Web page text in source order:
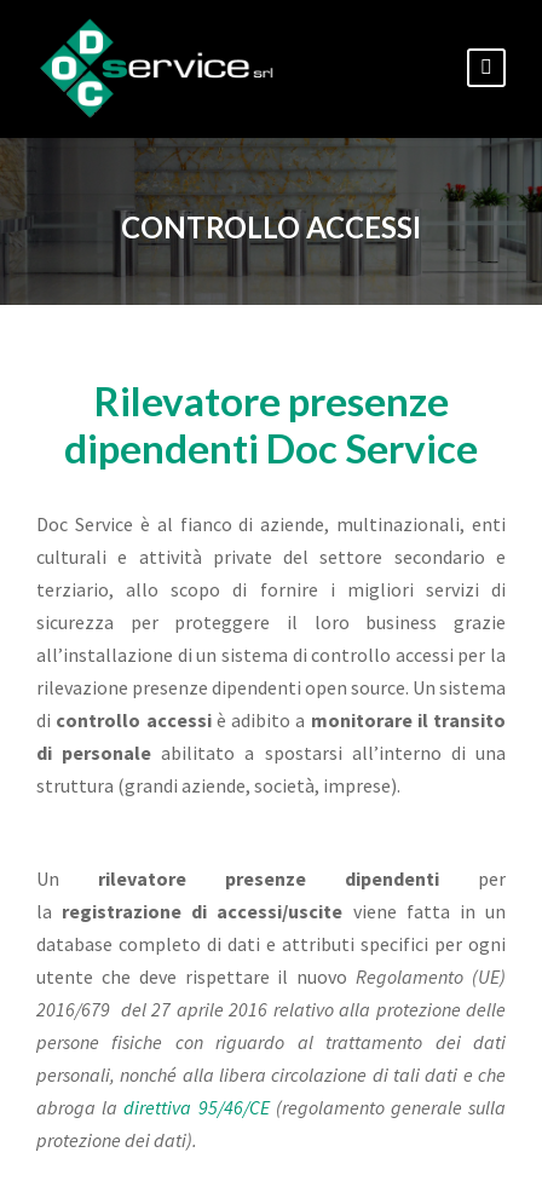
CONTROLLO ACCESSI
Rilevatore presenze
dipendenti Doc Service
Doc Service è al fianco di aziende, multinazionali, enti
culturali e attività private del settore secondario e
terziario, allo scopo di fornire i migliori servizi di
sicurezza per proteggere il loro business grazie
all’installazione di un sistema di controllo accessi per la
rilevazione presenze dipendenti open source. Un sistema
di controllo accessiè adibito a monitorare il transito
di personale abilitato a spostarsi all’interno di una
struttura (grandi aziende, società, imprese).
Un rilevatore presenze dipendenti per
la registrazione di accessi/uscite viene fatta in un
database completo di dati e attributi specifici per ogni
utente che deve rispettare il nuovoRegolamento (UE)
2016/679 del 27 aprile 2016 relativo alla protezione delle
persone fisiche con riguardo al trattamento dei dati
personali, nonché alla libera circolazione di tali dati e che
abroga ladirettiva 95/46/CE(regolamento generale sulla
protezione dei dati).